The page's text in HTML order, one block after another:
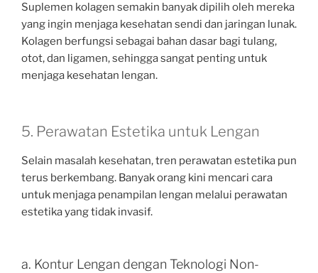
Suplemen kolagen semakin banyak dipilih oleh mereka
yang ingin menjaga kesehatan sendi dan jaringan lunak.
Kolagen berfungsi sebagai bahan dasar bagi tulang,
otot, dan ligamen, sehingga sangat penting untuk
menjaga kesehatan lengan.
5. Perawatan Estetika untuk Lengan
Selain masalah kesehatan, tren perawatan estetika pun
terus berkembang. Banyak orang kini mencari cara
untuk menjaga penampilan lengan melalui perawatan
estetika yang tidak invasif.
a. Kontur Lengan dengan Teknologi Non-